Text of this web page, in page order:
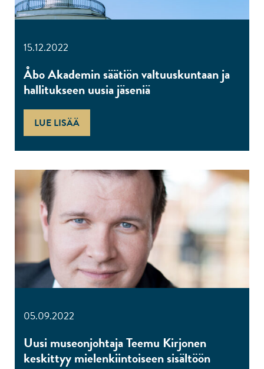
15.12.2022
Åbo Akademin säätiön valtuuskuntaan ja
hallitukseen uusia jäseniä
LUE LISÄÄ
05.09.2022
Uusi museonjohtaja Teemu Kirjonen
keskittyy mielenkiintoiseen sisältöön